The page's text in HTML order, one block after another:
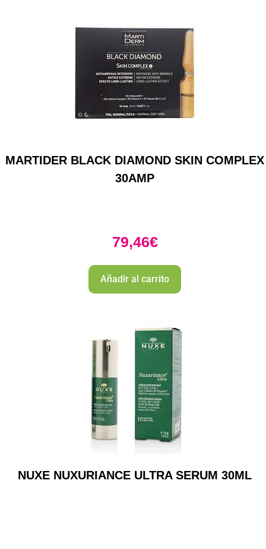
MARTIDER BLACK DIAMOND SKIN COMPLEX
30AMP
79,46€
Añadir al carrito
NUXE NUXURIANCE ULTRA SERUM 30ML